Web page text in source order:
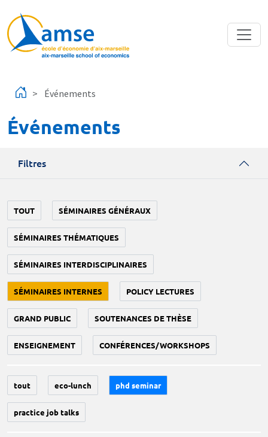
Événements
Événements
Filtres
TOUT SÉMINAIRES GÉNÉRAUX
SÉMINAIRES THÉMATIQUES
SÉMINAIRES INTERDISCIPLINAIRES
SÉMINAIRES INTERNES POLICY LECTURES
GRAND PUBLIC SOUTENANCES DE THÈSE
ENSEIGNEMENT CONFÉRENCES/WORKSHOPS
tout eco-lunch phd seminar
practice job talks